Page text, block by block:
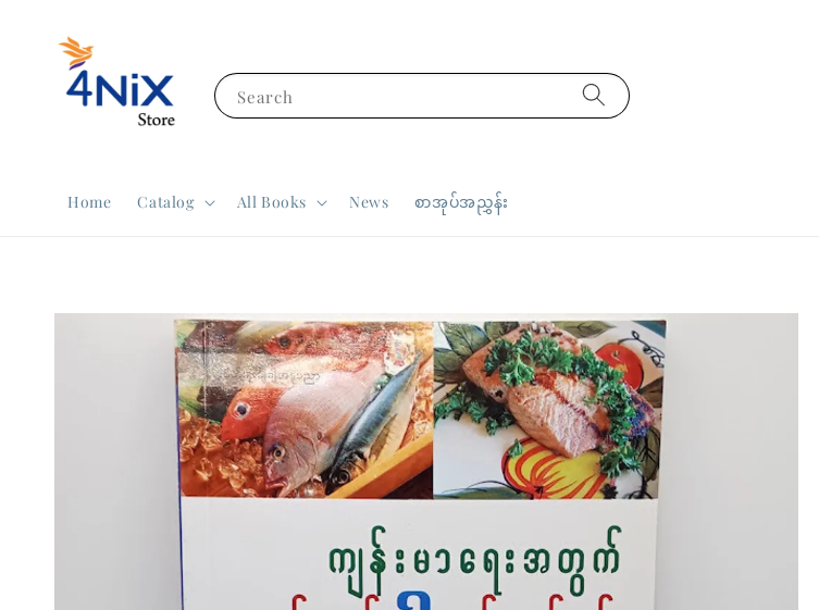
Search
Home Catalog All Books News စာအုပ်အညွှန်း